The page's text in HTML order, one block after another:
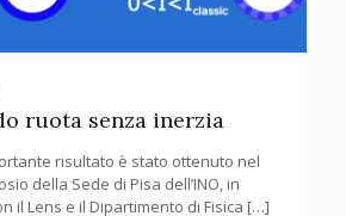
ruota senza inerzia
risultato è stato ottenuto nel
della Sede di Pisa dell’INO, in
il Lens e il Dipartimento di Fisica […]